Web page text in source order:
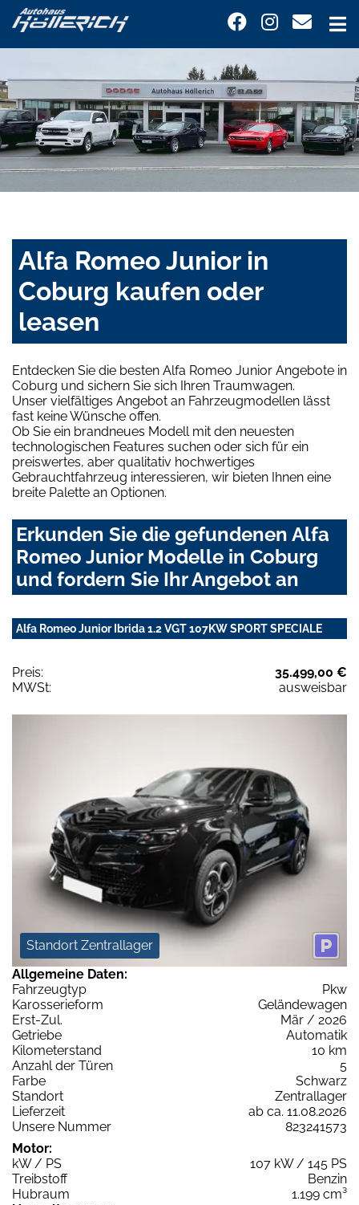
Alfa Romeo Junior in
Coburg kaufen oder
leasen
Entdecken Sie die besten Alfa Romeo Junior Angebote in
Coburg und sichern Sie sich Ihren Traumwagen.
Unser vielfältiges Angebot an Fahrzeugmodellen lässt
fast keine Wünsche offen.
Ob Sie ein brandneues Modell mit den neuesten
technologischen Features suchen oder sich für ein
preiswertes, aber qualitativ hochwertiges
Gebrauchtfahrzeug interessieren, wir bieten Ihnen eine
breite Palette an Optionen.
Erkunden Sie die gefundenen Alfa
Romeo Junior Modelle in Coburg
und fordern Sie Ihr Angebot an
Alfa Romeo Junior Ibrida 1.2 VGT 107KW SPORT SPECIALE
Preis:
35.499,00 €
MWSt:
ausweisbar
Standort Zentrallager
Allgemeine Daten:
Fahrzeugtyp
Pkw
Karosserieform
Geländewagen
Erst-Zul.
Mär / 2026
Getriebe
Automatik
Kilometerstand
10 km
Anzahl der Türen
5
Farbe
Schwarz
Standort
Zentrallager
Lieferzeit
ab ca. 11.08.2026
Unsere Nummer
823241573
Motor:
kW / PS
107 kW / 145 PS
Treibstoff
Benzin
Hubraum
1.199 cm³